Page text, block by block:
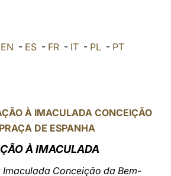
中文
LATINE
EN - ES - FR - IT - PL - PT
À IMACULADA CONCEIÇÃO
DE ESPANHA
À IMACULADA
Conceição da Bem-